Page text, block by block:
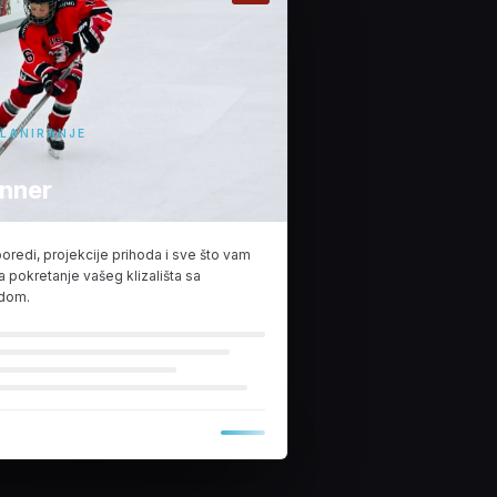
projekcije prihoda i sve što vam
pokretanje vašeg klizališta sa